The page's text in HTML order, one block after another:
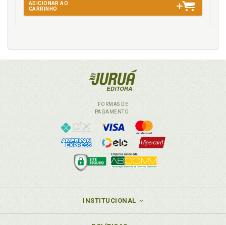
ADICIONAR AO
CARRINHO
FORMAS DE
PAGAMENTO
INSTITUCIONAL